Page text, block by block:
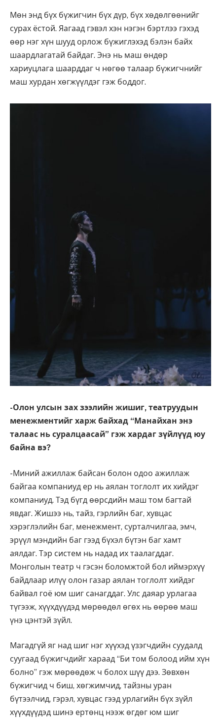
Мөн энд бүх бүжигчин бүх дүр, бүх хөдөлгөөнийг
сурах ёстой. Яагаад гэвэл хэн нэгэн бэртлээ гэхэд
өөр нэг хүн шууд орлож бүжиглэхэд бэлэн байх
шаардлагатай байдаг. Энэ нь маш өндөр
хариуцлага шаарддаг ч нөгөө талаар бүжигчнийг
маш хурдан хөгжүүлдэг гэж боддог.
-Олон улсын зах зээлийн жишиг, театруудын
менежментийг харж байхад “Манайхан энэ
талаас нь суралцаасай” гэж хардаг зүйлүүд юу
байна вэ?
-Миний ажиллаж байсан болон одоо ажиллаж
байгаа компаниуд ер нь аялан тоглолт их хийдэг
компаниуд. Тэд бүгд өөрсдийн маш том багтай
явдаг. Жишээ нь, тайз, гэрлийн баг, хувцас
хэрэглэлийн баг, менежмент, сурталчилгаа, эмч,
эрүүл мэндийн баг гээд бүхэл бүтэн баг хамт
аялдаг. Тэр систем нь надад их таалагддаг.
Монголын театр ч гэсэн боломжтой бол иймэрхүү
байдлаар илүү олон газар аялан тоглолт хийдэг
байвал гоё юм шиг санагддаг. Улс даяар урлагаа
түгээж, хүүхдүүдэд мөрөөдөл өгөх нь өөрөө маш
үнэ цэнтэй зүйл.
Магадгүй яг над шиг нэг хүүхэд үзэгчдийн суудалд
суугаад бүжигчдийг хараад “Би том болоод ийм хүн
болно” гэж мөрөөдөж ч болох шүү дээ. Зөвхөн
бүжигчид ч биш, хөгжимчид, тайзны уран
бүтээлчид, гэрэл, хувцас гээд урлагийн бүх зүйл
хүүхдүүдэд шинэ ертөнц нээж өгдөг юм шиг